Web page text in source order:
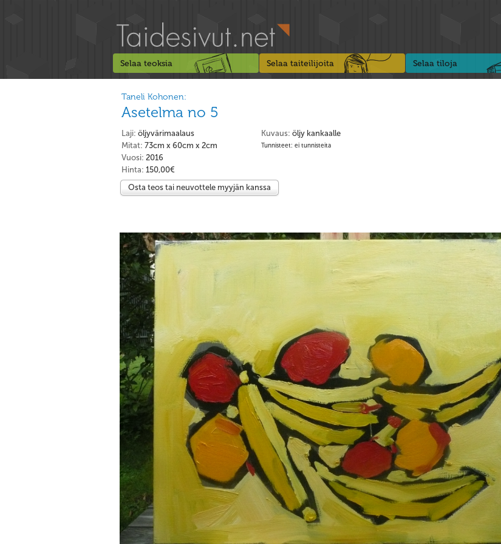
Selaa teoksia Selaa taiteilijoita Selaa tiloja
Taneli Kohonen:
Asetelma no 5
Kuvaus: öljy kankaalle
Tunnisteet: ei tunnisteita
Laji: öljyvärimaalaus
Mitat: 73cm x 60cm x 2cm
Vuosi: 2016
Hinta: 150,00€
Osta teos tai neuvottele myyjän kanssa